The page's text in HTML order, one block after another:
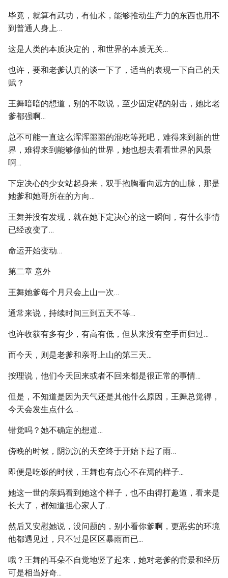
毕竟，就算有武功，有仙术，能够推动生产力的东西也用不
到普通人身上…
这是人类的本质决定的，和世界的本质无关…
也许，要和老爹认真的谈一下了，适当的表现一下自己的天
赋？
王舞暗暗的想道，别的不敢说，至少固定靶的射击，她比老
爹都强啊…
总不可能一直这么浑浑噩噩的混吃等死吧，难得来到新的世
界，难得来到能够修仙的世界，她也想去看看世界的风景
啊…
下定决心的少女站起身来，双手抱胸看向远方的山脉，那是
她爹和她哥所在的方向…
王舞并没有发现，就在她下定决心的这一瞬间，有什么事情
已经改变了…
命运开始变动…
第二章 意外
王舞她爹每个月只会上山一次…
通常来说，持续时间三到五天不等…
也许收获有多有少，有高有低，但从来没有空手而归过…
而今天，则是老爹和亲哥上山的第三天…
按理说，他们今天回来或者不回来都是很正常的事情…
但是，不知道是因为天气还是其他什么原因，王舞总觉得，
今天会发生点什么…
错觉吗？她不确定的想道…
傍晚的时候，阴沉沉的天空终于开始下起了雨…
即便是吃饭的时候，王舞也有点心不在焉的样子...
她这一世的亲妈看到她这个样子，也不由得打趣道，看来是
长大了，都知道担心家人了...
然后又安慰她说，没问题的，别小看你爹啊，更恶劣的环境
他都遇见过，只不过是区区暴雨而已...
哦？王舞的耳朵不自觉地竖了起来，她对老爹的背景和经历
可是相当好奇...